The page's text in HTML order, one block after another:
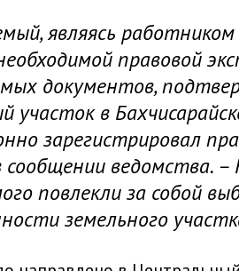
являясь
правовой
документов,
участок в
зарегистрировал
сообщении ведомства.
повлекли за собой
земельного